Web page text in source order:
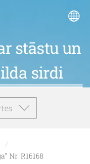
stāstu un
sirdi
Nr. R16168